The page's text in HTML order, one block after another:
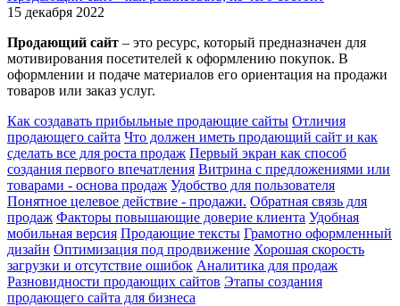
15 декабря 2022
Продающий сайт – это ресурс, который предназначен для
мотивирования посетителей к оформлению покупок. В
оформлении и подаче материалов его ориентация на продажи
товаров или заказ услуг.
Как создавать прибыльные продающие сайты Отличия
продающего сайта Что должен иметь продающий сайт и как
сделать все для роста продаж Первый экран как способ
создания первого впечатления Витрина с предложениями или
товарами - основа продаж Удобство для пользователя
Понятное целевое действие - продажи. Обратная связь для
продаж Факторы повышающие доверие клиента Удобная
мобильная версия Продающие тексты Грамотно оформленный
дизайн Оптимизация под продвижение Хорошая скорость
загрузки и отсутствие ошибок Аналитика для продаж
Разновидности продающих сайтов Этапы создания
продающего сайта для бизнеса